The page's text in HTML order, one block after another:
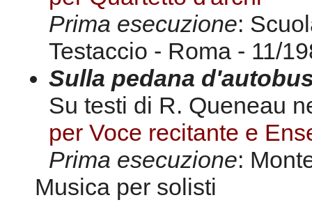
Prima esecuzione:
Testaccio - Roma - 11/
Sulla pedana
Su testi di R. Queneau
per Voce recitante e
Prima esecuzione:
Musica per solisti